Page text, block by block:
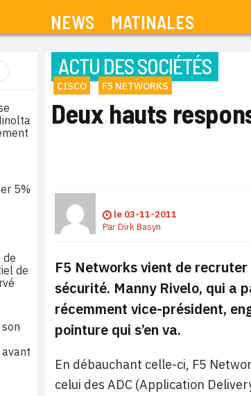
NEWS MATINALES
ACTU DES SOCIÉTÉS
CISCO F5 NETWORKS
Deux hauts
le 03-11-2011
ParDirk Basyn
F5 Networks vient de
sécurité. Manny Rivelo, qui a
récemment vice-président,
pointure qui s’en va.
En débauchant celle-ci, F5
celui des ADC (Application
5%
de
de